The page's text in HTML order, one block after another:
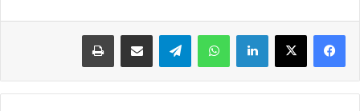
لینکدین واتس آپ تلگرام اشتراک گذاری از طریق ایمیل چاپ